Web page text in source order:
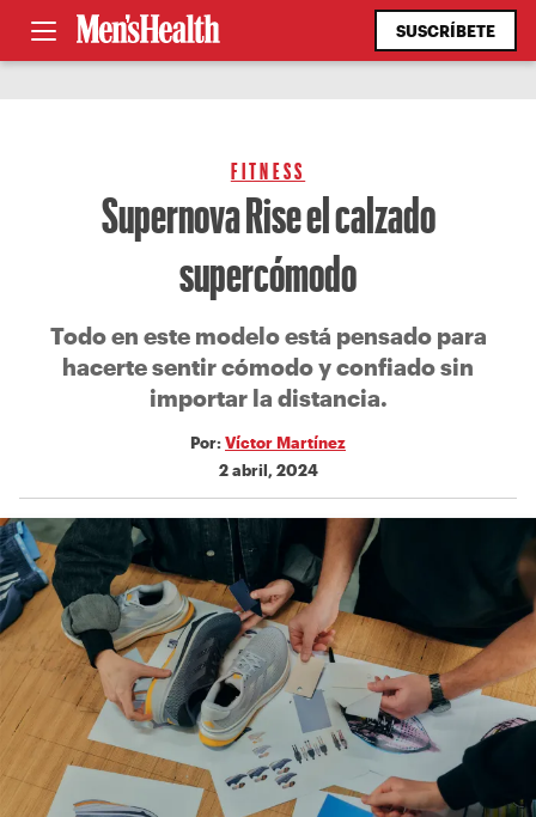
SUSCRÍBETE
FITNESS
Supernova Rise el calzado
supercómodo
Todo en este modelo está pensado para
hacerte sentir cómodo y confiado sin
importar la distancia.
Por: Víctor Martínez
2 abril, 2024